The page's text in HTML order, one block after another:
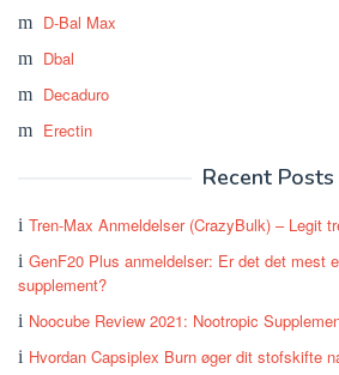
D-Bal Max
Dbal
Decaduro
Erectin
Recent Posts
Tren-Max Anmeldelser (CrazyBulk) – Legit
GenF20 Plus anmeldelser: Er det det mest
supplement?
Noocube Review 2021: Nootropic
Hvordan Capsiplex Burn øger dit stofskifte